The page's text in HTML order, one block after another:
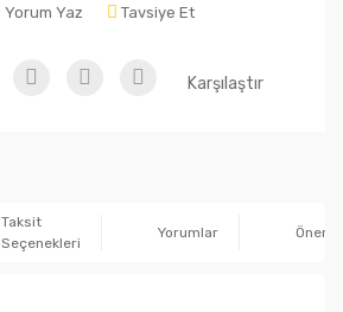
Yorum Yaz Tavsiye Et
Karşılaştır
Taksit
Seçenekleri
Yorumlar